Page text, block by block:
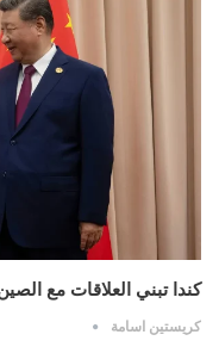
كندا تبني العلاقات مع
كريستين اسامة